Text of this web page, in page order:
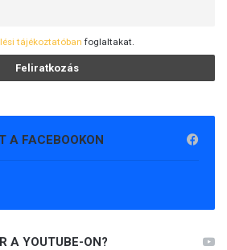
tájékoztatóban foglaltakat.
A FACEBOOKON
A YOUTUBE-ON?